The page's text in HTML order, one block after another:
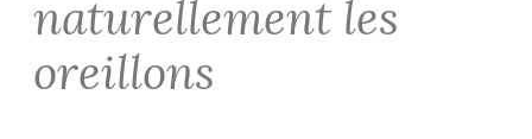
naturellement les
oreillons